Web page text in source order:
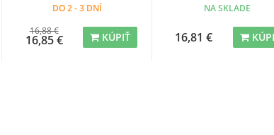
DO 2 - 3 DNÍ
16,88 €
16,85 € KÚPIŤ
NA SKLADE
16,81 €